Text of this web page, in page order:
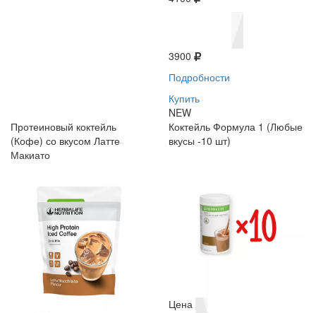
3900
Подробности
Купить
NEW
Протеиновый коктейль
(Кофе) со вкусом Латте
Макиато
Коктейль Формула 1 (Любые
вкусы -10 шт)
Цена